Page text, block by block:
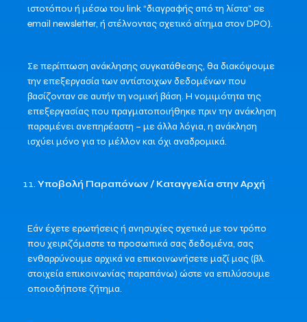
ιστοτόπου ή μέσω του link “διαγραφής από τη λίστα” σε
email newsletter, ή στέλνοντας σχετικό αίτημα στον DPO).
Σε περίπτωση ανάκλησης συγκατάθεσης, θα διακόψουμε
την επεξεργασία των αντίστοιχων δεδομένων που
βασίζονταν σε αυτήν τη νομική βάση. Η νομιμότητα της
επεξεργασίας που πραγματοποιήθηκε πριν την ανάκληση
παραμένει ανεπηρέαστη – με άλλα λόγια, η ανάκληση
ισχύει μόνο για το μέλλον και όχι αναδρομικά.
Υποβολή Παραπόνων / Καταγγελία στην Αρχή
Εάν έχετε ερωτήσεις ή ανησυχίες σχετικά με τον τρόπο
που χειριζόμαστε τα προσωπικά σας δεδομένα, σας
ενθαρρύνουμε αρχικά να επικοινωνήσετε μαζί μας (βλ.
στοιχεία επικοινωνίας παραπάνω) ώστε να επιλύσουμε
οποιοδήποτε ζήτημα.